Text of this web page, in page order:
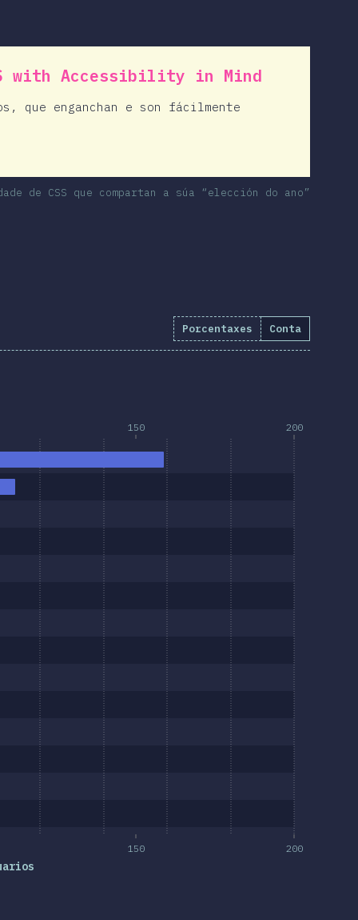
with Accessibility in Mind
que enganchan e son fácilmente
de CSS que compartan a súa “elección do ano”
Porcentaxes Conta
150 200
150 200